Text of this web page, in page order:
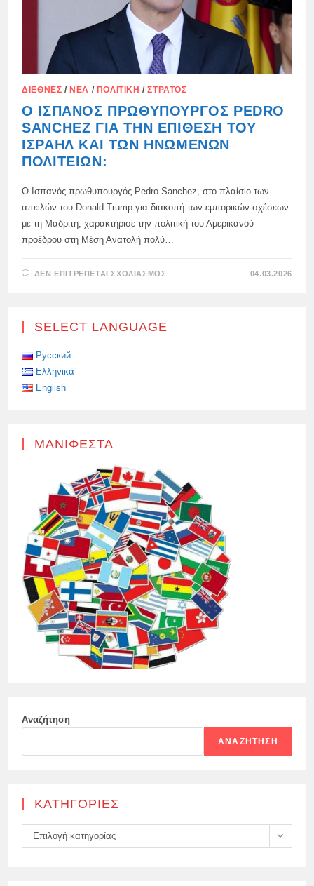
ΔΙΕΘΝΈΣ / ΝΈΑ / ΠΟΛΙΤΙΚΉ /ΣΤΡΑΤΌΣ
Ο ΙΣΠΑΝΌΣ ΠΡΩΘΥΠΟΥΡΓΌΣ PEDRO
SANCHEZ ΓΙΑ ΤΗΝ ΕΠΊΘΕΣΗ ΤΟΥ
ΙΣΡΑΉΛ ΚΑΙ ΤΩΝ ΗΝΩΜΈΝΩΝ
ΠΟΛΙΤΕΙΏΝ:
Ο Ισπανός πρωθυπουργός Pedro Sanchez, στο πλαίσιο των
απειλών του Donald Trump για διακοπή των εμπορικών σχέσεων
με τη Μαδρίτη, χαρακτήρισε την πολιτική του Αμερικανού
προέδρου στη Μέση Ανατολή πολύ…
ΔΕΝ ΕΠΙΤΡΈΠΕΤΑΙ ΣΧΟΛΙΑΣΜΌΣ
ΓΙΑ
04.03.2026
SELECT LANGUAGE
Русский
Ελληνικά
English
ΜΑΝΙΦΈΣΤΑ
Αναζήτηση
ΑΝΑΖΉΤΗΣΗ
KΑΤΗΓΟΡΊΕΣ
Kατηγορίες
Επιλογή κατηγορίας